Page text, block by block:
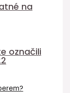
na
označili